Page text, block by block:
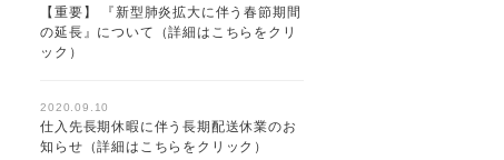
【重要】 『新型肺炎拡大に伴う春節期間
の延長』について（詳細はこちらをクリ
ック）
2020.09.10
仕入先長期休暇に伴う長期配送休業のお
知らせ（詳細はこちらをクリック）